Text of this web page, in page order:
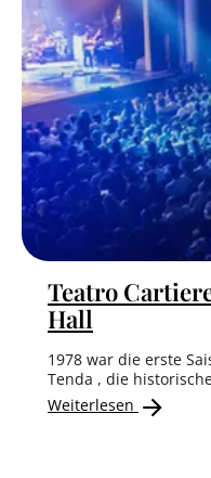
Teatro
Hall
1978 war die erste
Tenda , die
Weiterlesen